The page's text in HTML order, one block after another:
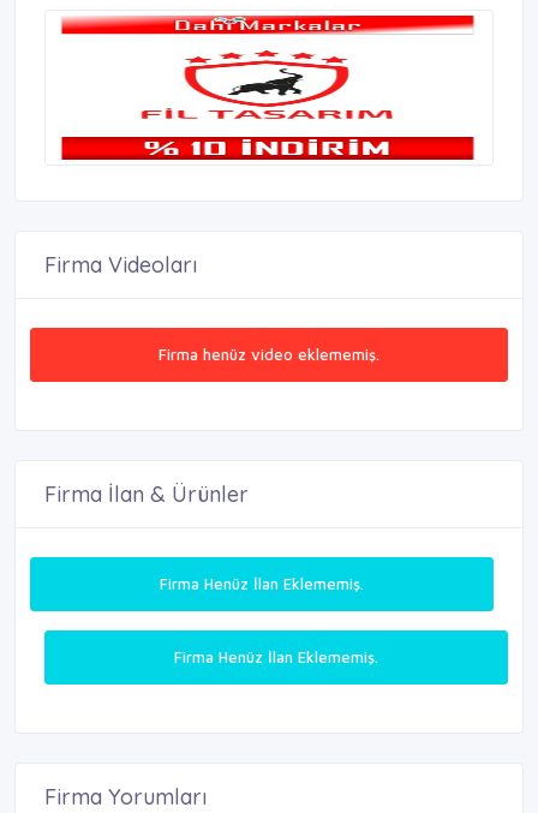
Firma Videoları
Firma henüz video eklememiş.
Firma İlan & Ürünler
Firma Henüz İlan Eklememiş.
Firma Henüz İlan Eklememiş.
Firma Yorumları